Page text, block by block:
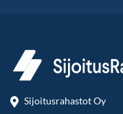
Sijoitusrahastot Oy